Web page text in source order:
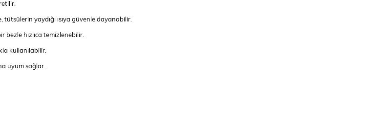
tütsülerin yaydığı ısıya güvenle dayanabilir.
bezle hızlıca temizlenebilir.
kullanılabilir.
uyum sağlar.